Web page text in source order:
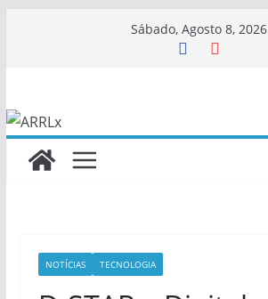
Sábado, Agosto 8, 2026
NOTÍCIAS TECNOLOGIA